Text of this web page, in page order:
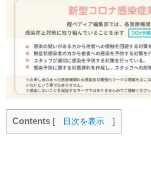
Contents [ 目次を表示 ]